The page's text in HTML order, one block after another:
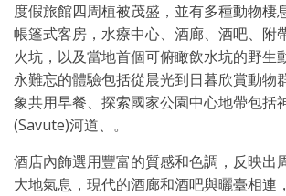
度假旅館四周植被茂盛，並有多種動物棲
帳篷式客房，水療中心、酒廊、酒吧、附
火坑，以及當地首個可俯瞰飲水坑的野生
永難忘的體驗包括從晨光到日暮欣賞動物
象共用早餐、探索國家公園中心地帶包括
(Savute)河道、。
酒店內飾選用豐富的質感和色調，反映出
大地氣息，現代的酒廊和酒吧與曬臺相連